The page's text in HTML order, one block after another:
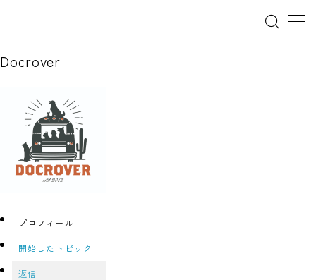
犬の幼稚園
パピーレッスン
ドッグスポーツ
Docrover
プロフィール
開始したトピック
返信